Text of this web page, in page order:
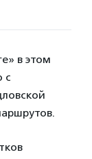
в этом
с